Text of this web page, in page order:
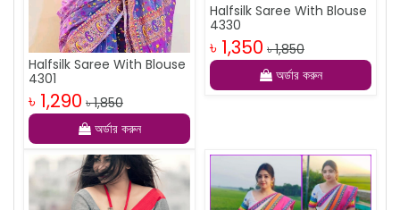
Halfsilk Saree With Blouse
4301
৳ 1,290 ৳ 1,850
অর্ডার করুন
Halfsilk Saree With Blouse
4330
৳ 1,350 ৳ 1,850
অর্ডার করুন